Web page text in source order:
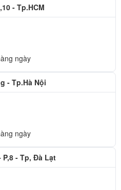
- Tp.HCM
ngày
- Tp.Hà Nội
ngày
- Tp, Đà Lạt